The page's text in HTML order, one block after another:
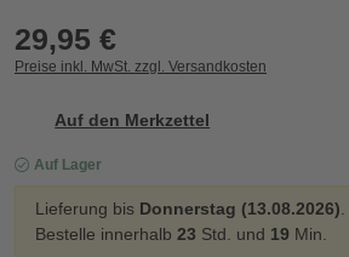
29,95 €
Preise inkl. MwSt. zzgl. Versandkosten
Auf den Merkzettel
Auf Lager
Lieferung bis Donnerstag (13.08.2026).
Bestelle innerhalb 23 Std. und 19 Min.